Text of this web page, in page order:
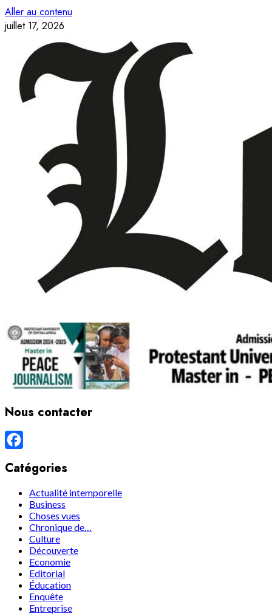
Aller au contenu
juillet 17, 2026
Nous contacter
Catégories
Actualité intemporelle
Business
Choses vues
Chronique de…
Culture
Découverte
Economie
Editorial
Éducation
Enquête
Entreprise